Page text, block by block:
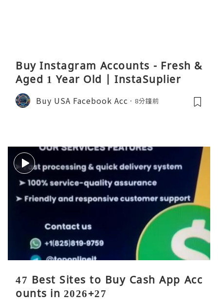
Buy Instagram Accounts - Fresh &
Aged 1 Year Old | InstaSuplier
Buy USA Facebook Acc 8分鐘前
47 Best Sites to Buy Cash App Acc
ounts in 2026+27